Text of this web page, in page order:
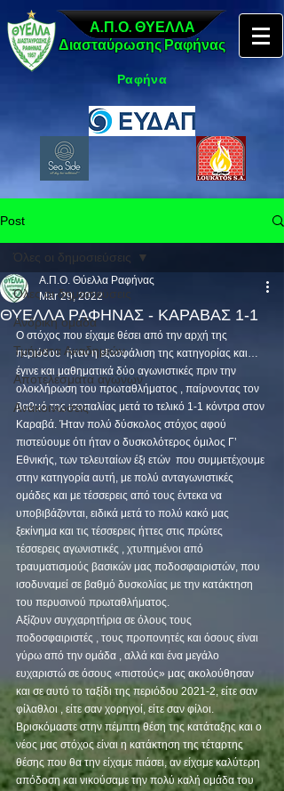
Α.Π.Ο. ΘΥΕΛΛΑ
Διασταύρωσης Ραφήνας
Ραφήνα
Post
Όλες οι δημοσιεύσεις
Ανδρική ομάδα
Τμήματα Ακαδημιών
Αποτελέσματα αγώνων
Ανακοινώσεις
Όλες οι δημοσιεύσεις
ΘΥΕΛΛΑ ΡΑΦΗΝΑΣ - ΚΑΡΑΒΑΣ 1-1
Α.Π.Ο. Θύελλα Ραφήνας
Mar 29, 2022
Ο στόχος που είχαμε θέσει από την αρχή της
περιόδου  ήταν η εξασφάλιση της κατηγορίας και…
έγινε και μαθηματικά δύο αγωνιστικές πριν την
ολοκλήρωση του πρωταθλήματος , παίρνοντας τον
βαθμό της ισοπαλίας μετά το τελικό 1-1 κόντρα στον
Καραβά. Ήταν πολύ δύσκολος στόχος αφού
πιστεύουμε ότι ήταν ο δυσκολότερος όμιλος Γ’
Εθνικής, των τελευταίων έξι ετών  που συμμετέχουμε
στην κατηγορία αυτή, με πολύ ανταγωνιστικές
ομάδες και με τέσσερεις από τους έντεκα να
υποβιβάζονται, ειδικά μετά το πολύ κακό μας
ξεκίνημα και τις τέσσερεις ήττες στις πρώτες
τέσσερεις αγωνιστικές , χτυπημένοι από
τραυματισμούς βασικών μας ποδοσφαιριστών, που
ισοδυναμεί σε βαθμό δυσκολίας με την κατάκτηση
του περυσινού πρωταθλήματος.
Αξίζουν συγχαρητήρια σε όλους τους
ποδοσφαιριστές , τους προπονητές και όσους είναι
γύρω από την ομάδα , αλλά και ένα μεγάλο
ευχαριστώ σε όσους «πιστούς» μας ακολούθησαν
και σε αυτό το ταξίδι της περιόδου 2021-2, είτε σαν
φίλαθλοι , είτε σαν χορηγοί, είτε σαν φίλοι.
Βρισκόμαστε στην πέμπτη θέση της κατάταξης και ο
νέος μας στόχος είναι η κατάκτηση της τέταρτης
θέσης που θα την είχαμε πιάσει, αν είχαμε καλύτερη
απόδοση και νικούσαμε την πολύ καλή ομάδα του